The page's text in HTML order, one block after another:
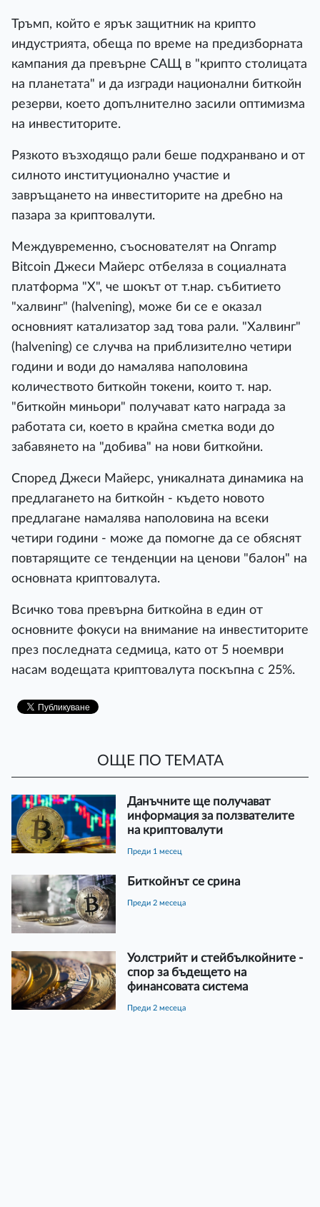
Тръмп, който е ярък защитник на крипто
индустрията, обеща по време на предизборната
кампания да превърне САЩ в "крипто столицата
на планетата" и да изгради национални биткойн
резерви, което допълнително засили оптимизма
на инвеститорите.
Рязкото възходящо рали беше подхранвано и от
силното институционално участие и
завръщането на инвеститорите на дребно на
пазара за криптовалути.
Междувременно, съоснователят на Onramp
Bitcoin Джеси Майерс отбеляза в социалната
платформа "X", че шокът от т.нар. събитието
"халвинг" (halvening), може би се е оказал
основният катализатор зад това рали. "Халвинг"
(halvening) се случва на приблизително четири
години и води до намалява наполовина
количеството биткойн токени, които т. нар.
"биткойн миньори" получават като награда за
работата си, което в крайна сметка води до
забавянето на "добива" на нови биткойни.
Според Джеси Майерс, уникалната динамика на
предлагането на биткойн - където новото
предлагане намалява наполовина на всеки
четири години - може да помогне да се обяснят
повтарящите се тенденции на ценови "балон" на
основната криптовалута.
Всичко това превърна биткойна в един от
основните фокуси на внимание на инвеститорите
през последната седмица, като от 5 ноември
насам водещата криптовалута поскъпна с 25%.
ОЩЕ ПО ТЕМАТА
Данъчните ще получават
информация за ползвателите
на криптовалути
преди 1 месец
Биткойнът се срина
преди 2 месеца
Уолстрийт и стейбълкойните -
спор за бъдещето на
финансовата система
преди 2 месеца